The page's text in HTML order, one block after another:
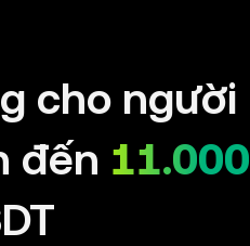
cho người
đến 11.000